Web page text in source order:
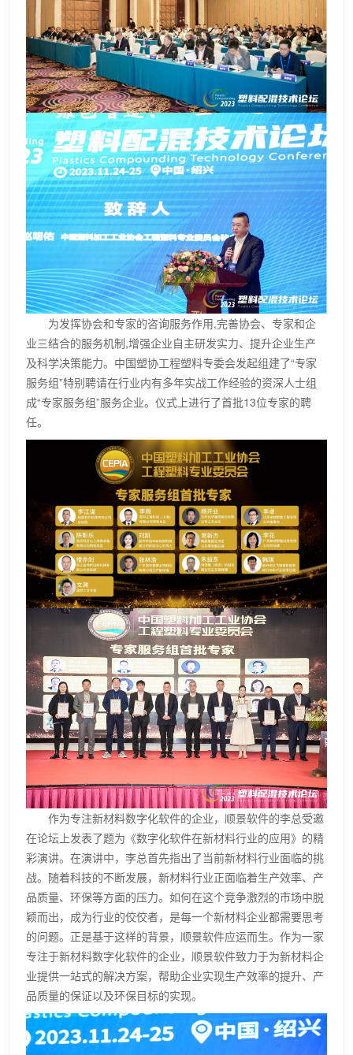
为发挥协会和专家的咨询服务作用,完善协会、专家和企
业三结合的服务机制,增强企业自主研发实力、提升企业生产
及科学决策能力。中国塑协工程塑料专委会发起组建了“专家
服务组”特别聘请在行业内有多年实战工作经验的资深人士组
成“专家服务组”服务企业。仪式上进行了首批13位专家的聘
任。
作为专注新材料数字化软件的企业，顺景软件的李总受邀
在论坛上发表了题为《数字化软件在新材料行业的应用》的精
彩演讲。在演讲中，李总首先指出了当前新材料行业面临的挑
战。随着科技的不断发展，新材料行业正面临着生产效率、产
品质量、环保等方面的压力。如何在这个竞争激烈的市场中脱
颖而出，成为行业的佼佼者，是每一个新材料企业都需要思考
的问题。正是基于这样的背景，顺景软件应运而生。作为一家
专注于新材料数字化软件的企业，顺景软件致力于为新材料企
业提供一站式的解决方案，帮助企业实现生产效率的提升、产
品质量的保证以及环保目标的实现。